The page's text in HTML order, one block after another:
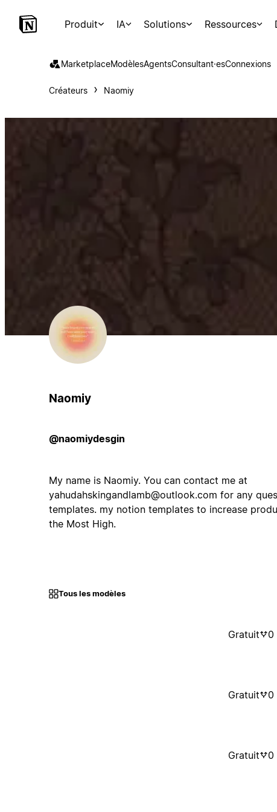
Produit IA Solutions Ressources
MarketplaceModèlesAgentsConsultant·esConnexions
Créateurs Naomiy
Naomiy
@naomiydesgin
My name is Naomiy. You can contact me at
yahudahskingandlamb@outlook.com for any
templates. my notion templates to increase
the Most High.
Tous les modèles
Gratuit 0
Gratuit 0
Gratuit 0